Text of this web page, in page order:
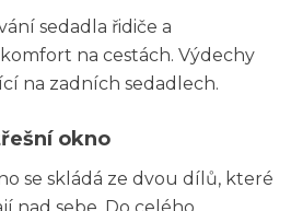
sedadla řidiče a
na cestách. Výdechy
na zadních sedadlech.
okno
se skládá ze dvou dílů, které